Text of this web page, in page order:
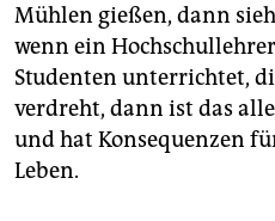
Mühlen gießen, dann
wenn ein
Studenten unterrichtet,
verdreht, dann ist das
und hat Konsequenzen
Leben.